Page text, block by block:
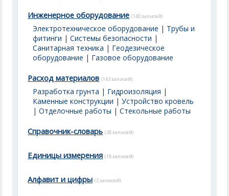
Инженерное оборудование (140 записей)
Электротехническое оборудование | Трубы и
фитинги |Системы безопасности |
Санитарная техника | Геодезическое
оборудование | Газовое оборудование
Расход материалов (143 записей)
Разработка грунта | Гидроизоляция |
Каменные конструкции |Устройство кровель
|Отделочные работы |Стекольные работы
Справочник-словарь (28 записей)
Единицы измерения (18 записей)
Алфавит и цифры (2 записей)